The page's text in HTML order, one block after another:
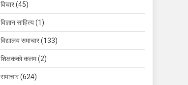
विचार(45)
विज्ञान साहित्य(1)
विद्यालय समाचार(133)
शिक्षककाे कलम(2)
समाचार(624)